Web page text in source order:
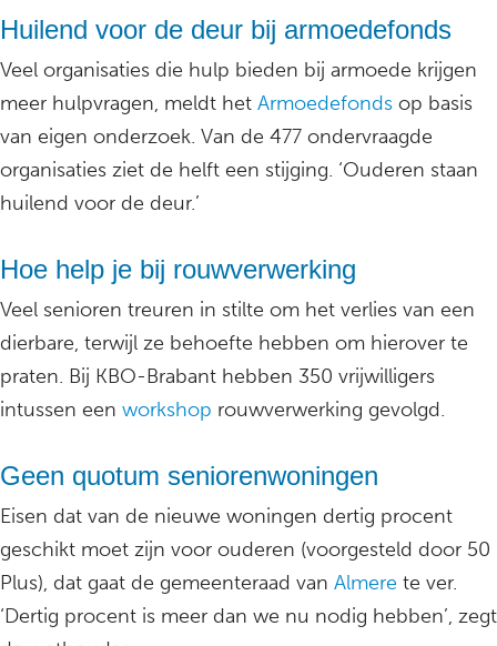
Huilend voor de deur bij armoedefonds
Veel organisaties die hulp bieden bij armoede krijgen
meer hulpvragen, meldt het Armoedefonds op basis
van eigen onderzoek. Van de 477 ondervraagde
organisaties ziet de helft een stijging. ‘Ouderen staan
huilend voor de deur.’
Hoe help je bij rouwverwerking
Veel senioren treuren in stilte om het verlies van een
dierbare, terwijl ze behoefte hebben om hierover te
praten. Bij KBO-Brabant hebben 350 vrijwilligers
intussen een workshop rouwverwerking gevolgd.
Geen quotum seniorenwoningen
Eisen dat van de nieuwe woningen dertig procent
geschikt moet zijn voor ouderen (voorgesteld door 50
Plus), dat gaat de gemeenteraad van Almere te ver.
‘Dertig procent is meer dan we nu nodig hebben’, zegt